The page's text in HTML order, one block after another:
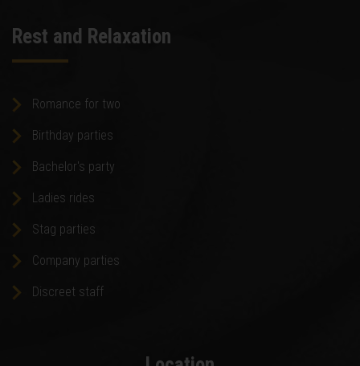
Rest and Relaxation
Romance for two
Birthday parties
Bachelor's party
Ladies rides
Stag parties
Company parties
Discreet staff